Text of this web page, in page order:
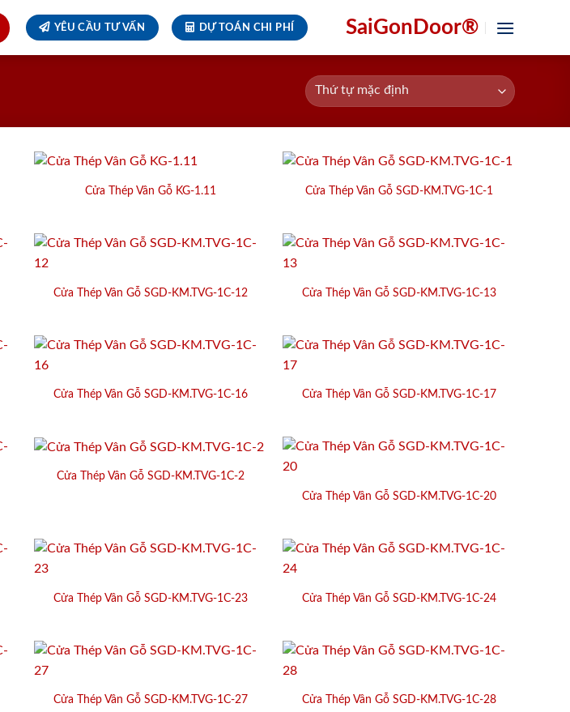
YÊU CẦU TƯ VẤN DỰ TOÁN CHI PHÍ SaiGonDoor®
Cửa Thép Vân Gỗ KG-1.11 Cửa Thép Vân Gỗ SGD-KM.TVG-1C-1
Cửa Thép Vân Gỗ SGD-KM.TVG-1C-12 Cửa Thép Vân Gỗ SGD-KM.TVG-1C-13
Cửa Thép Vân Gỗ SGD-KM.TVG-1C-16 Cửa Thép Vân Gỗ SGD-KM.TVG-1C-17
Cửa Thép Vân Gỗ SGD-KM.TVG-1C-2
Cửa Thép Vân Gỗ SGD-KM.TVG-1C-20
Cửa Thép Vân Gỗ SGD-KM.TVG-1C-23 Cửa Thép Vân Gỗ SGD-KM.TVG-1C-24
Cửa Thép Vân Gỗ SGD-KM.TVG-1C-27 Cửa Thép Vân Gỗ SGD-KM.TVG-1C-28